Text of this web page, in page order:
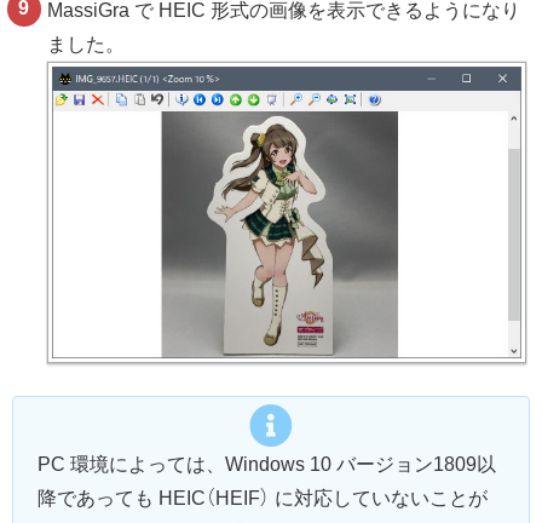
MassiGra で HEIC 形式の画像を表示できるようになり
ました。
PC 環境によっては、Windows 10 バージョン1809以
降であっても HEIC（HEIF） に対応していないことが